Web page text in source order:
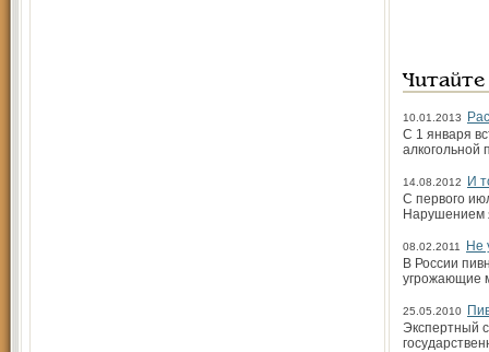
10.01.2013
С 1 января
алкогольной
14.08.2012
И
С первого
Нарушением
08.02.2011
Не
В России
угрожающие
25.05.2010
Экспертный